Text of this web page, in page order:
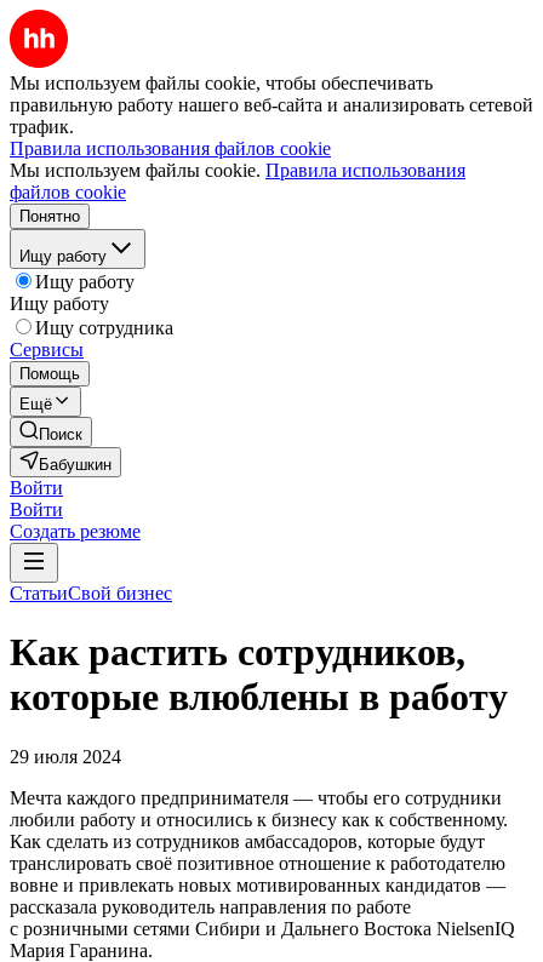
Мы используем файлы cookie, чтобы обеспечивать
правильную работу нашего веб-сайта и анализировать сетевой
трафик.
Правила использования файлов cookie
Мы используем файлы cookie. Правила использования
файлов cookie
Понятно
Ищу работу
Ищу работу
Ищу работу
Ищу сотрудника
Сервисы
Помощь
Ещё
Поиск
Бабушкин
Войти
Войти
Создать резюме
СтатьиСвой бизнес
Как растить сотрудников,
которые влюблены в работу
29 июля 2024
Мечта каждого предпринимателя — чтобы его сотрудники
любили работу и относились к бизнесу как к собственному.
Как сделать из сотрудников амбассадоров, которые будут
транслировать своё позитивное отношение к работодателю
вовне и привлекать новых мотивированных кандидатов —
рассказала руководитель направления по работе
с розничными сетями Сибири и Дальнего Востока NielsenIQ
Мария Гаранина.